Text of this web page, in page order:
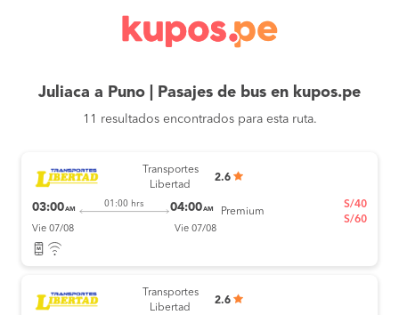
Juliaca a Puno | Pasajes de bus en kupos.pe
11 resultados encontrados para esta ruta.
Transportes
Libertad
2.6
03:00AM
01:00 hrs 04:00AM
Vie 07/08 Vie 07/08
Premium
S/40
S/60
Transportes
Libertad
2.6